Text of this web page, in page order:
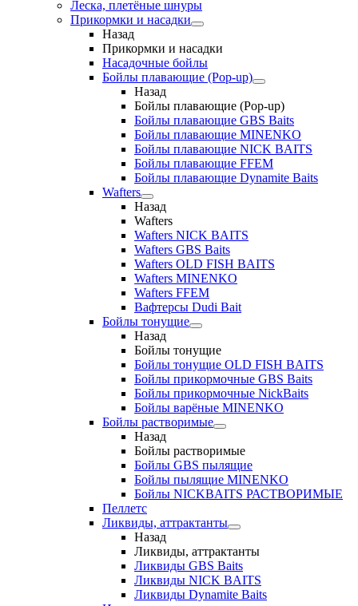
Леска, плетёные шнуры
Прикормки и насадки
Назад
Прикормки и насадки
Насадочные бойлы
Бойлы плавающие (Pop-up)
Назад
Бойлы плавающие (Pop-up)
Бойлы плавающие GBS Baits
Бойлы плавающие MINENKO
Бойлы плавающие NICK BAITS
Бойлы плавающие FFEM
Бойлы плавающие Dynamite Baits
Wafters
Назад
Wafters
Wafters NICK BAITS
Wafters GBS Baits
Wafters OLD FISH BAITS
Wafters MINENKO
Wafters FFEM
Вафтерсы Dudi Bait
Бойлы тонущие
Назад
Бойлы тонущие
Бойлы тонущие OLD FISH BAITS
Бойлы прикормочные GBS Baits
Бойлы прикормочные NickBaits
Бойлы варёные MINENKO
Бойлы растворимые
Назад
Бойлы растворимые
Бойлы GBS пылящие
Бойлы пылящие MINENKO
Бойлы NICKBAITS РАСТВОРИМЫЕ
Пеллетс
Ликвиды, аттрактанты
Назад
Ликвиды, аттрактанты
Ликвиды GBS Baits
Ликвиды NICK BAITS
Ликвиды Dynamite Baits